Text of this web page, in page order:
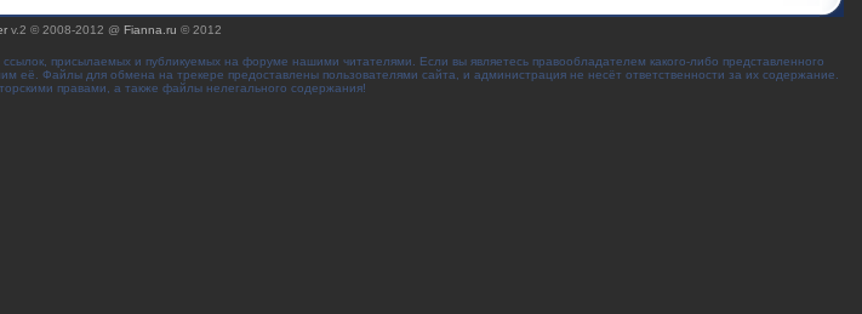
v.2 © 2008-2012 @ Fianna.ru © 2012
присылаемых и публикуемых на форуме нашими читателями. Если вы являетесь правообладателем какого-либо представленного
Файлы для обмена на трекере предоставлены пользователями сайта, и администрация не несёт ответственности за их содержание.
правами, а также файлы нелегального содержания!